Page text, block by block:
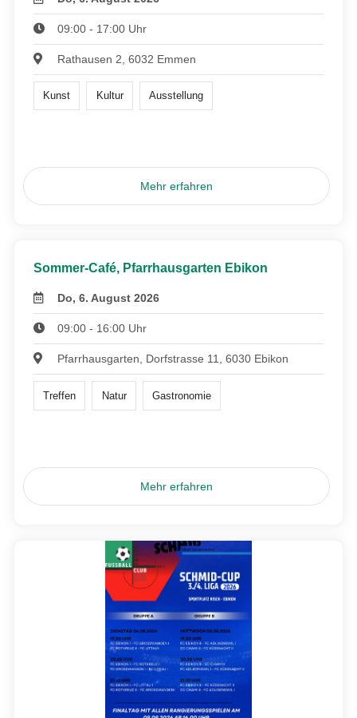
09:00 - 17:00 Uhr
Rathausen 2, 6032 Emmen
Kunst Kultur Ausstellung
Mehr erfahren
Sommer-Café, Pfarrhausgarten Ebikon
Do, 6. August 2026
09:00 - 16:00 Uhr
Pfarrhausgarten, Dorfstrasse 11, 6030 Ebikon
Treffen Natur Gastronomie
Mehr erfahren